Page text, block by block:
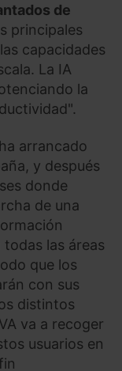
de
principales
capacidades
La IA
la
arrancado
y después
donde
de una
las áreas
que los
con sus
distintos
va a recoger
usuarios en